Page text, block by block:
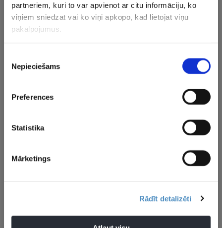
partneriem, kuri to var apvienot ar citu informāciju, ko
viņiem sniedzat vai ko viņi apkopo, kad lietojat viņu
pakalpojumus.
izvēle
Nepieciešams
Preferences
Statistika
Mārketings
Rādīt detalizēti
A post shared by @bronny